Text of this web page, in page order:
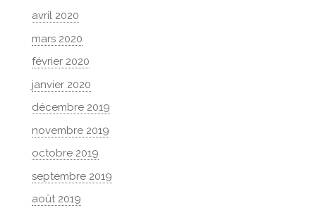
avril 2020
mars 2020
février 2020
janvier 2020
décembre 2019
novembre 2019
octobre 2019
septembre 2019
août 2019